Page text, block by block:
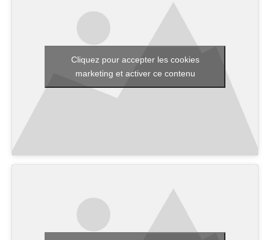
Cliquez pour accepter les cookies
marketing et activer ce contenu